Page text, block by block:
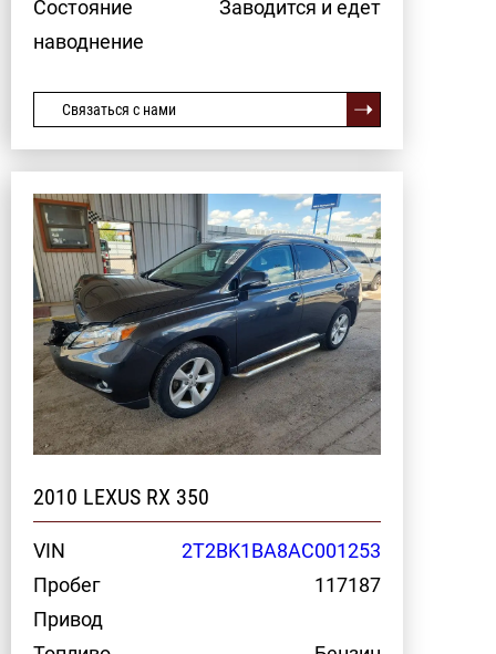
Состояние
Заводится и едет
наводнение
Связаться с нами
2010 LEXUS RX 350
VIN
2T2BK1BA8AC001253
Пробег
117187
Привод